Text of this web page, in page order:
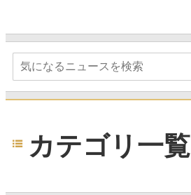
カテゴリ一覧